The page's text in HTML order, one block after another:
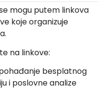
mogu putem linkova
koje organizuje
na linkove:
besplatnog
i poslovne analize